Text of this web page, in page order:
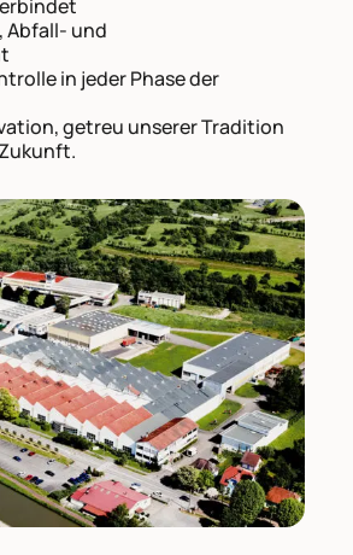
Abfall- und
in jeder Phase der
getreu unserer Tradition